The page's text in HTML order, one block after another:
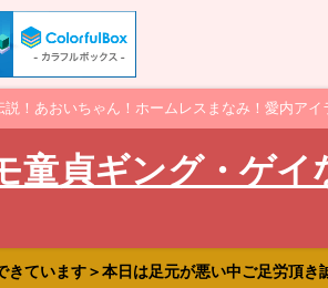
！あおいちゃん！ホームレスまなみ！愛内アイ
童貞ギング・ゲイ
ています＞本日は足元が悪い中ご足労頂き